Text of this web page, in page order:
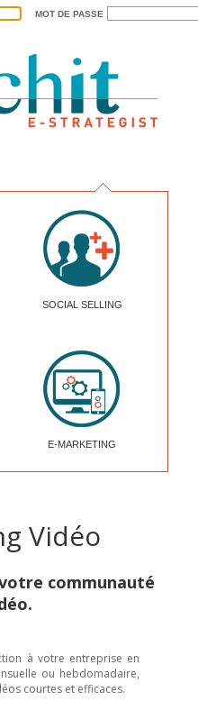
MOT DE PASSE
SOCIAL SELLING
E-MARKETING
Vidéo
communauté
à votre entreprise en
ou hebdomadaire,
courtes et efficaces.